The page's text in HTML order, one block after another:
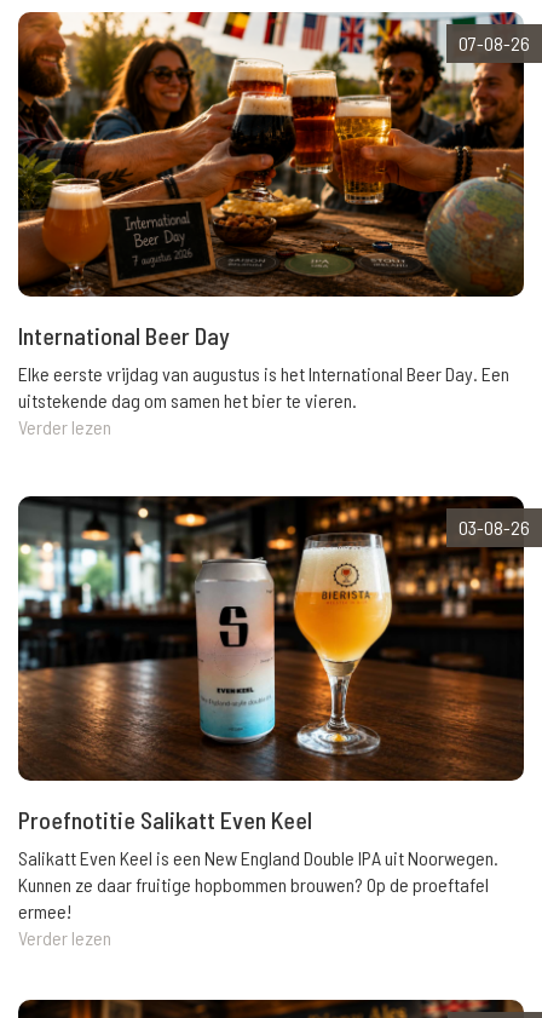
07-08-26
International Beer Day
Elke eerste vrijdag van augustus is het International Beer Day. Een
uitstekende dag om samen het bier te vieren.
Verder lezen
03-08-26
Proefnotitie Salikatt Even Keel
Salikatt Even Keel is een New England Double IPA uit Noorwegen.
Kunnen ze daar fruitige hopbommen brouwen? Op de proeftafel
ermee!
Verder lezen